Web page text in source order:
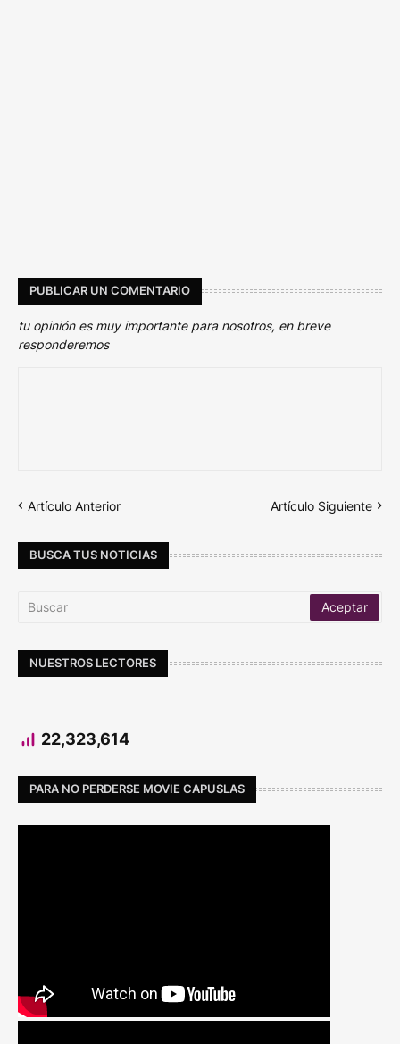
PUBLICAR UN COMENTARIO
tu opinión es muy importante para nosotros, en breve
responderemos
Artículo Anterior Artículo Siguiente
BUSCA TUS NOTICIAS
NUESTROS LECTORES
22,323,614
PARA NO PERDERSE MOVIE CAPUSLAS